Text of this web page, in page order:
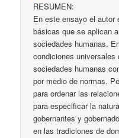
RESUMEN:
En este ensayo el autor
básicas que se aplican
sociedades humanas.
condiciones
sociedades humanas
por medio de normas.
para ordenar las
para especificar la
gobernantes y
en las tradiciones de